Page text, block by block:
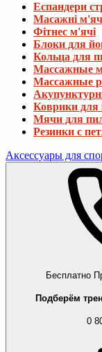
Еспандери
Масажні
Фітнес м'ячі
Блоки для
Кольца для
Массажные
Массажные
Коврики для
Мячи для
Резинки с
Аксессуары для
Бесплатно
Подберём
0